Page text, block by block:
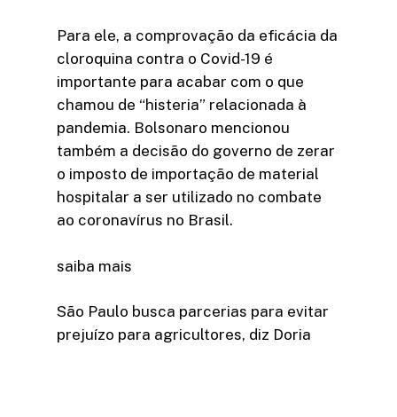
Para ele, a comprovação da eficácia da
cloroquina contra o Covid-19 é
importante para acabar com o que
chamou de “histeria” relacionada à
pandemia. Bolsonaro mencionou
também a decisão do governo de zerar
o imposto de importação de material
hospitalar a ser utilizado no combate
ao coronavírus no Brasil.
saiba mais
São Paulo busca parcerias para evitar
prejuízo para agricultores, diz Doria